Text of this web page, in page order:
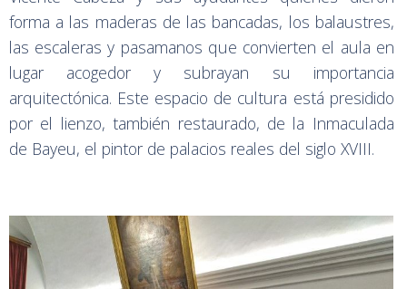
forma a las maderas de las bancadas, los balaustres,
las escaleras y pasamanos que convierten el aula en
lugar acogedor y subrayan su importancia
arquitectónica. Este espacio de cultura está presidido
por el lienzo, también restaurado, de la Inmaculada
de Bayeu, el pintor de palacios reales del siglo XVIII.